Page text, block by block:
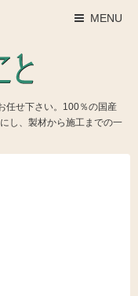
MENU
任せ下さい。100％の国産
し、製材から施工までの一